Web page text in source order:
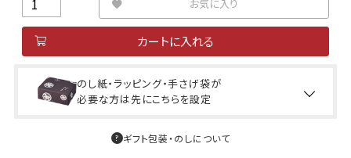
お気に入り
カートに入れる
のし紙・ラッピング・手さげ袋が
必要な方は先にこちらを設定
ギフト包装・のしについて